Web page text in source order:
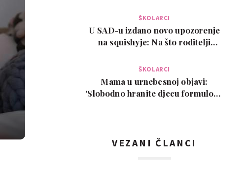
ŠKOLARCI
U SAD-u izdano novo upozorenje
na squishyje: Na što roditelji
ŠKOLARCI
Mama u urnebesnoj objavi:
'Slobodno hranite djecu formulom.
VEZANI ČLANCI